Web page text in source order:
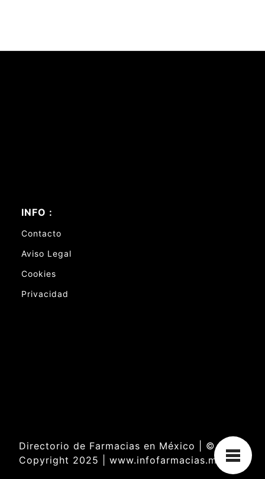
INFO :
Contacto
Aviso Legal
Cookies
Privacidad
Directorio de Farmacias en México | ©
Copyright 2025 | www.infofarmacias.mx